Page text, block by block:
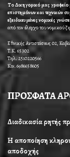
Το Δικηγορικό μας γραφείο
επιστημόνων και τεχνικών
εξειδικευμένες νομικές
από τον έλεγχο του νομικού
Εθνικής Αντιστάσεως 02,
Τ.Κ. 65302
Τηλ. 2510220566
Κιν. 6986658605
ΠΡΟΣΦΑΤΑ
Διαδικασία ρητής
Η αποποίηση
αποδοχής